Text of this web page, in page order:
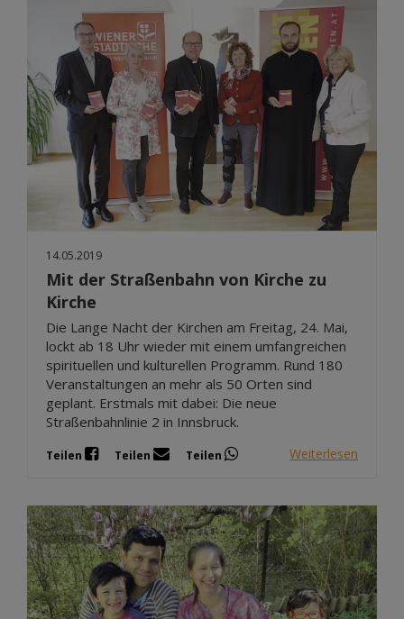
14.05.2019
Mit der Straßenbahn von Kirche zu
Kirche
Die Lange Nacht der Kirchen am Freitag, 24. Mai,
lockt ab 18 Uhr wieder mit einem umfangreichen
spirituellen und kulturellen Programm. Rund 180
Veranstaltungen an mehr als 50 Orten sind
geplant. Erstmals mit dabei: Die neue
Straßenbahnlinie 2 in Innsbruck.
Teilen Teilen Teilen Weiterlesen